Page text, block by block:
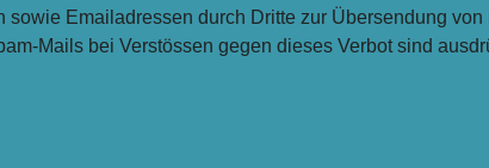
Emailadressen durch Dritte zur Übersendung
Mails bei Verstössen gegen dieses Verbot sind